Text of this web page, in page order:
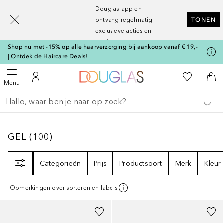
Douglas-app en
ontvang regelmatig
exclusieve acties en
kortingen
TONEN
Shop nu met -15% op alle haarverzorging bij aankoop vanaf € 19,-
| Ontdek de Haircare Deals!
MenuOpen menuNaar Mijn Account
Naar Douglas Home
Naar Mijn
Ga terug
Zoekopdracht uitvoeren
GEL 100
GEL (100)
Categorieën
Prijs Productsoort Merk Kleur
Opmerkingen over sorteren en labels
Gesponsord
[navigation.slideout.screenreader]